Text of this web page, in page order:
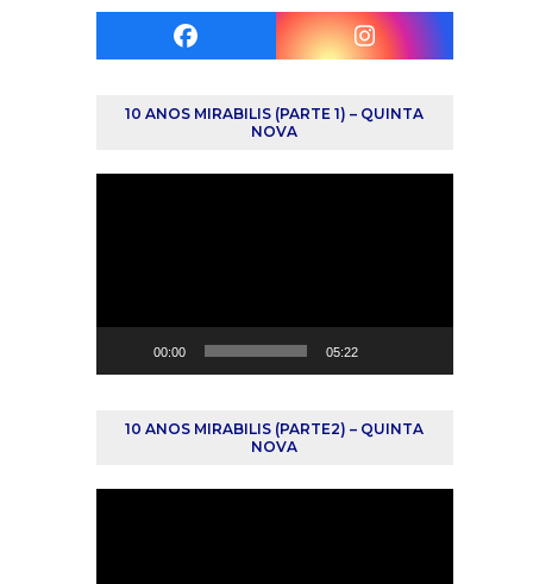
Facebook Instagram
10 ANOS MIRABILIS (PARTE 1) – QUINTA
NOVA
00:00 05:22
10 ANOS MIRABILIS (PARTE2) – QUINTA
NOVA